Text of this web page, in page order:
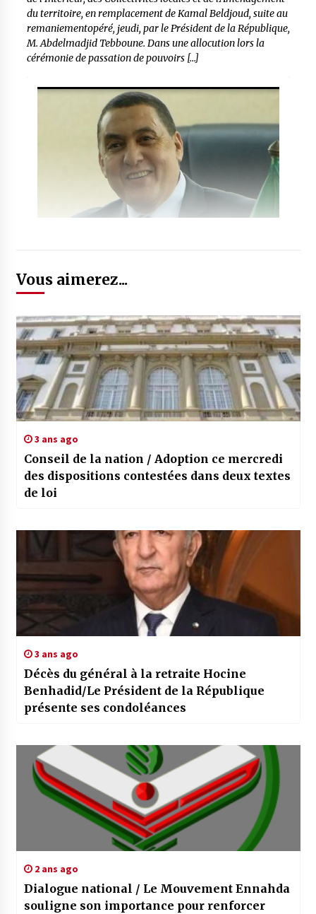
du territoire, en remplacement de Kamal Beldjoud, suite au
remaniementopéré, jeudi, par le Président de la République,
M. Abdelmadjid Tebboune. Dans une allocution lors la
cérémonie de passation de pouvoirs […]
Vous aimerez...
3 ans ago
Conseil de la nation / Adoption ce mercredi
des dispositions contestées dans deux textes
de loi
3 ans ago
Décès du général à la retraite Hocine
Benhadid/Le Président de la République
présente ses condoléances
2 ans ago
Dialogue national / Le Mouvement Ennahda
souligne son importance pour renforcer